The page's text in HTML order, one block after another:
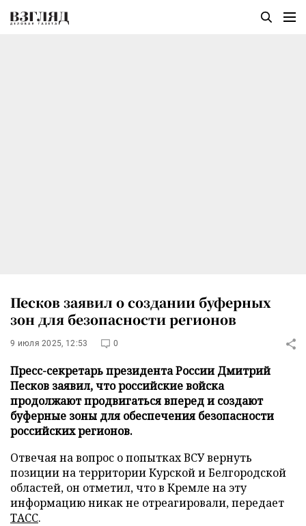
Песков заявил о создании буферных
зон для безопасности регионов
9 июля 2025, 12:53 0
Пресс-секретарь президента России Дмитрий
Песков заявил, что российские войска
продолжают продвигаться вперед и создают
буферные зоны для обеспечения безопасности
российских регионов.
Отвечая на вопрос о попытках ВСУ вернуть
позиции на территории Курской и Белгородской
областей, он отметил, что в Кремле на эту
информацию никак не отреагировали, передает
ТАСС.